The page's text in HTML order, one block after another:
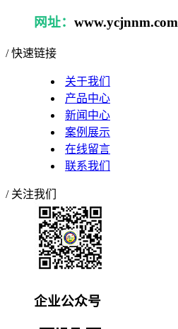
网址： www.ycjnnm.com
/ 快速链接
关于我们
产品中心
新闻中心
案例展示
在线留言
联系我们
/ 关注我们
企业公众号